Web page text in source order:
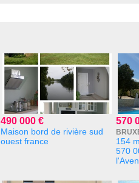
490 000 €
Maison bord de rivière sud
ouest france
570
154
570
l'Aven